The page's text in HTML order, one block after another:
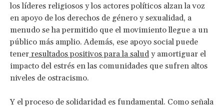
los líderes religiosos y los actores políticos alzan la voz
en apoyo de los derechos de género y sexualidad, a
menudo se ha permitido que el movimiento llegue a un
público más amplio. Además, ese apoyo social puede
tener resultados positivos para la salud y amortiguar el
impacto del estrés en las comunidades que sufren altos
niveles de ostracismo.
Y el proceso de solidaridad es fundamental. Como señala